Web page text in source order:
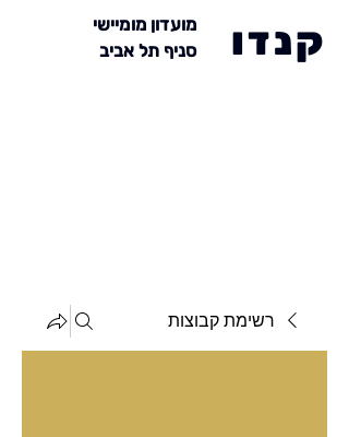
מועדון מומיישי
סניף תל אביב
קנדו
רשימת קבוצות